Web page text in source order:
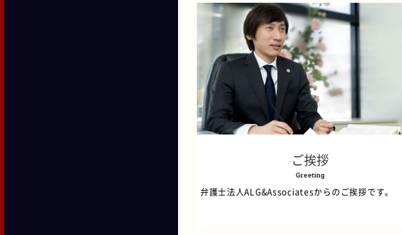
ご挨拶
Greeting
弁護士法人ALG&Associatesからのご挨拶です。